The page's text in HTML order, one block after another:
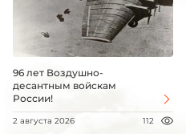
96 лет Воздушно-
десантным войскам
России!
2 августа 2026 112